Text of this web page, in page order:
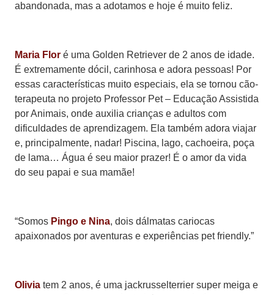
abandonada, mas a adotamos e hoje é muito feliz.
Maria Flor é uma Golden Retriever de 2 anos de idade.
É extremamente dócil, carinhosa e adora pessoas! Por
essas características muito especiais, ela se tornou cão-
terapeuta no projeto Professor Pet – Educação Assistida
por Animais, onde auxilia crianças e adultos com
dificuldades de aprendizagem. Ela também adora viajar
e, principalmente, nadar! Piscina, lago, cachoeira, poça
de lama… Água é seu maior prazer! É o amor da vida
do seu papai e sua mamãe!
“Somos Pingo e Nina, dois dálmatas cariocas
apaixonados por aventuras e experiências pet friendly.”
Olivia tem 2 anos, é uma jackrusselterrier super meiga e